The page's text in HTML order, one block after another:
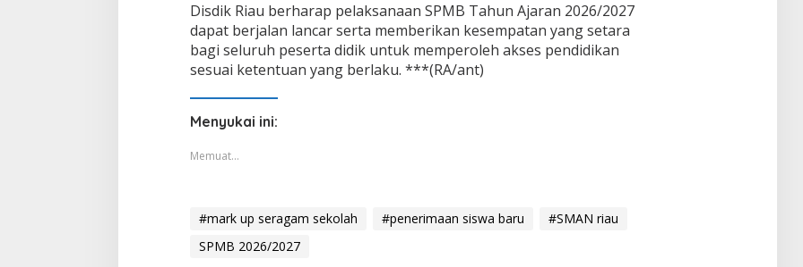
Disdik Riau berharap pelaksanaan SPMB Tahun Ajaran 2026/2027
dapat berjalan lancar serta memberikan kesempatan yang setara
bagi seluruh peserta didik untuk memperoleh akses pendidikan
sesuai ketentuan yang berlaku. ***(RA/ant)
Menyukai ini:
Memuat...
#mark up seragam sekolah #penerimaan siswa baru
#SMAN riau
SPMB 2026/2027